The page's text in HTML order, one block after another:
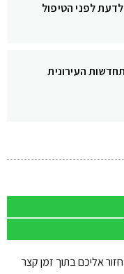
לפני הטיפול
העירונית
אליכם בתוך זמן קצר